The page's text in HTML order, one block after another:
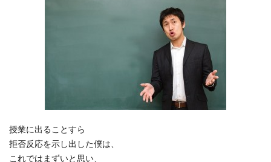
授業に出ることすら
拒否反応を示し出した僕は、
これではまずいと思い、